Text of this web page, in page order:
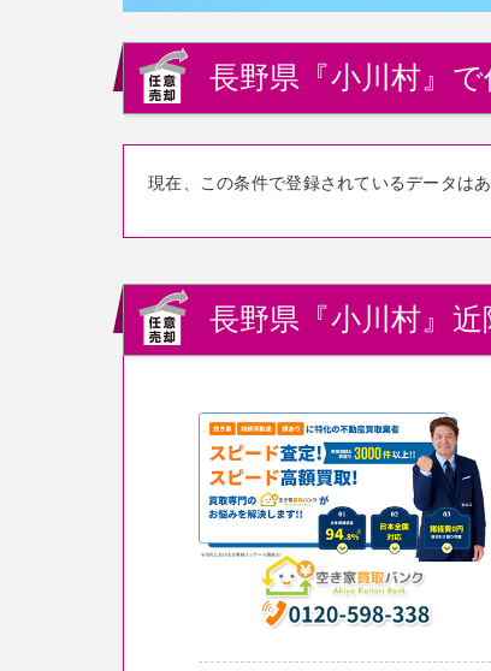
長野県『小川村』
現在、この条件で登録されているデータはあ
長野県『小川村』